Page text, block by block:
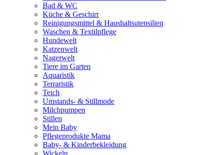
Bad & WC
Küche & Geschirr
Reinigungsmittel & Haushaltsutensilien
Waschen & Textilpflege
Hundewelt
Katzenwelt
Nagerwelt
Tiere im Garten
Aquaristik
Terraristik
Teich
Umstands- & Stillmode
Milchpumpen
Stillen
Mein Baby
Pflegeprodukte Mama
Baby- & Kinderbekleidung
Wickeln